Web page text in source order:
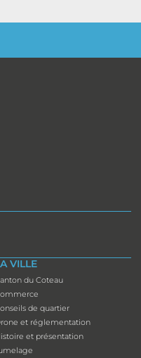
VILLE
du Coteau
de quartier
et réglementation
et présentation